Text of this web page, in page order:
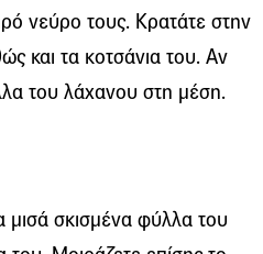
νεύρο τους. Κρατάτε στην
και τα κοτσάνια του. Αν
του λάχανου στη μέση.
μισά σκισμένα φύλλα του